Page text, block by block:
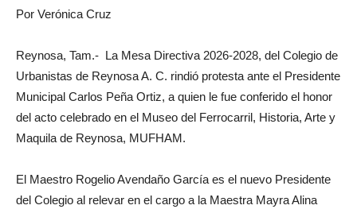
Por Verónica Cruz
Reynosa, Tam.- La Mesa Directiva 2026-2028, del Colegio de
Urbanistas de Reynosa A. C. rindió protesta ante el Presidente
Municipal Carlos Peña Ortiz, a quien le fue conferido el honor
del acto celebrado en el Museo del Ferrocarril, Historia, Arte y
Maquila de Reynosa, MUFHAM.
El Maestro Rogelio Avendaño García es el nuevo Presidente
del Colegio al relevar en el cargo a la Maestra Mayra Alina